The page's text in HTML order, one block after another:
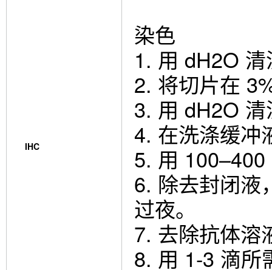
IHC
染色
1. 用 dH2O
2. 将切片在
3. 用 dH2O
4. 在洗涤缓冲
5. 用
6. 除去封闭液
过夜。
7. 去除抗体溶
8. 用 1-3 滴所